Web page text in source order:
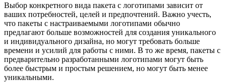
Выбор конкретного вида пакета с логотипами зависит от
ваших потребностей, целей и предпочтений. Важно учесть,
что пакеты с настраиваемыми логотипами обычно
предлагают больше возможностей для создания уникального
и индивидуального дизайна, но могут требовать больше
времени и усилий для работы с ними. В то же время, пакеты с
предварительно разработанными логотипами могут быть
более быстрым и простым решением, но могут быть менее
уникальными.